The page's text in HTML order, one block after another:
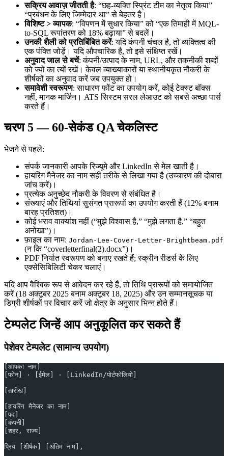
सक्रिय आवाज़ जीतती है: “छह-व्यक्ति स्प्रिंट टीम का नेतृत्व किया”
“प्रबंधन के लिए जिम्मेदार था” से बेहतर है।
विशिष्ट > व्यापक: “विपणन में सुधार किया” को “एक तिमाही में MQL-
to-SQL रूपांतरण को 18% बढ़ाया” से बदलें।
उनकी शैली को प्रतिबिंबित करें: यदि कंपनी चंचल है, तो व्यक्तित्व की
एक पंक्ति जोड़ें। यदि औपचारिक है, तो इसे संक्षिप्त रखें।
अनुवाद जाल से बचें: कंपनी/उत्पाद के नाम, URL, और तकनीकी शब्दों
को ज्यों का त्यों रखें। केवल व्याख्याकारों या स्थानीयकृत नौकरी के
शीर्षकों का अनुवाद करें जब उपयुक्त हो।
समावेशी स्वरूपण: साधारण फोंट का उपयोग करें, कोई टेक्स्ट बॉक्स
नहीं, मानक मार्जिन। ATS सिस्टम सरल लेआउट को सबसे अच्छा पार्स
करते हैं।
चरण 5 — 60-सेकंड QA चेकलिस्ट
भेजने से पहले:
संपर्क जानकारी आपके रिज्यूमे और LinkedIn से मेल खाती है।
हायरिंग मैनेजर का नाम सही तरीके से लिखा गया है (उच्चारण की दोबारा
जांच करें)।
प्रत्येक अनुच्छेद नौकरी के विवरण से संबंधित है।
संख्याएं और तिथियां सुसंगत प्रारूपों का उपयोग करती हैं (12% बनाम
बारह प्रतिशत)।
कोई भराव वाक्यांश नहीं (“मुझे विश्वास है,” “मुझे लगता है,” “बहुत
अनोखा”)।
फ़ाइल का नाम: Jordan-Lee-Cover-Letter-Brightbeam.pdf
(न कि “coverletterfinal(2).docx”)।
PDF निर्यात स्वरूपण को बनाए रखते हैं; स्क्रीन रीडर्स के लिए
एक्सेसिबिलिटी चेकर चलाएं।
यदि आप वैश्विक रूप से आवेदन कर रहे हैं, तो तिथि प्रारूपों को समायोजित
करें (18 अक्टूबर 2025 बनाम अक्टूबर 18, 2025) और उन सम्मानसूचक या
डिग्री शीर्षकों पर विचार करें जो क्षेत्र के अनुसार भिन्न होते हैं।
टेम्पलेट जिन्हें आप अनुकूलित कर सकते हैं
पेशेवर टेम्पलेट (सामान्य उपयोग)
[आपका नाम]
[फोन] · [ईमेल] · [LinkedIn/पोर्टफोलियो]
[तारीख]
[हायरिंग मैनेजर का नाम]
[पद]
[कंपनी]
[शहर, राज्य]
प्रिय [शीर्षक] [अंतिम नाम],